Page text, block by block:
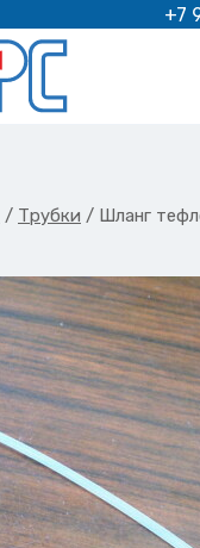
+7
/ Трубки / Шланг